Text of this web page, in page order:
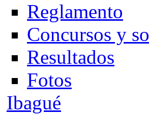
Reglamento
Concursos y
Resultados
Fotos
Ibagué